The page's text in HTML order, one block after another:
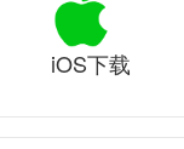
iOS下载